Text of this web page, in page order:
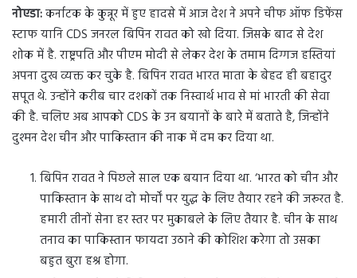
नोएडा:कर्नाटक के कुन्नूर में हुए हादसे में आज देश ने अपने चीफ ऑफ डिफेंस
स्टाफ यानि CDS जनरल बिपिन रावत को खो दिया. जिसके बाद से देश
शोक में है. राष्ट्रपति और पीएम मोदी से लेकर देश के तमाम दिग्गज हस्तियां
अपना दुख व्यक्त कर चुके है. बिपिन रावत भारत माता के बेहद ही बहादुर
सपूत थे. उन्होंने करीब चार दशकों तक निस्वार्थ भाव से मां भारती की सेवा
की है. चलिए अब आपको CDS के उन बयानों के बारे में बताते है, जिन्होंने
दुश्मन देश चीन और पाकिस्तान की नाक में दम कर दिया था.
बिपिन रावत ने पिछले साल एक बयान दिया था. ‘भारत को चीन और
पाकिस्तान के साथ दो मोर्चों पर युद्ध के लिए तैयार रहने की जरूरत है.
हमारी तीनों सेना हर स्तर पर मुकाबले के लिए तैयार है. चीन के साथ
तनाव का पाकिस्तान फायदा उठाने की कोशिश करेगा तो उसका
बहुत बुरा हश्र होगा.